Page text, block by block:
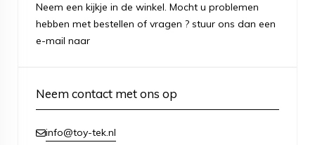
Neem een kijkje in de winkel. Mocht u problemen
hebben met bestellen of vragen ? stuur ons dan een
e-mail naar
Neem contact met ons op
info@toy-tek.nl